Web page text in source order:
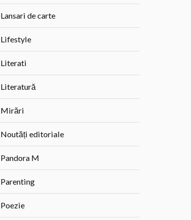
Lansari de carte
Lifestyle
Literati
Literatură
Mirări
Noutăți editoriale
Pandora M
Parenting
Poezie